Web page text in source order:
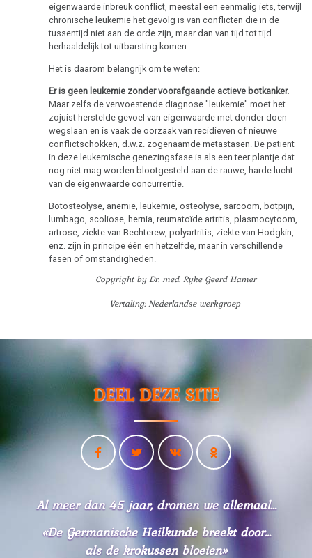
eigenwaarde inbreuk conflict, meestal een eenmalig iets, terwijl
chronische leukemie het gevolg is van conflicten die in de
tussentijd niet aan de orde zijn, maar dan van tijd tot tijd
herhaaldelijk tot uitbarsting komen.
Het is daarom belangrijk om te weten:
Er is geen leukemie zonder voorafgaande actieve botkanker.
Maar zelfs de verwoestende diagnose "leukemie" moet het
zojuist herstelde gevoel van eigenwaarde met donder doen
wegslaan en is vaak de oorzaak van recidieven of nieuwe
conflictschokken, d.w.z. zogenaamde metastasen. De patiënt
in deze leukemische genezingsfase is als een teer plantje dat
nog niet mag worden blootgesteld aan de rauwe, harde lucht
van de eigenwaarde concurrentie.
Botosteolyse, anemie, leukemie, osteolyse, sarcoom, botpijn,
lumbago, scoliose, hernia, reumatoïde artritis, plasmocytoom,
artrose, ziekte van Bechterew, polyartritis, ziekte van Hodgkin,
enz. zijn in principe één en hetzelfde, maar in verschillende
fasen of omstandigheden.
Copyright by Dr. med. Ryke Geerd Hamer
Vertaling: Nederlandse werkgroep
DEEL DEZE SITE
Al meer dan 45 jaar, dromen we allemaal...
«De Germanische Heilkunde breekt door...
als de krokussen bloeien»